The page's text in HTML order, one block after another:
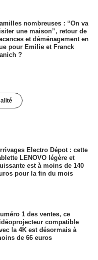
nombreuses : “On va
une maison”, retour de
et déménagement en
pour Emilie et Franck
?
Electro Dépot : cette
LENOVO légère et
est à moins de 140
pour la fin du mois
1 des ventes, ce
compatible
la 4K est désormais à
de 66 euros